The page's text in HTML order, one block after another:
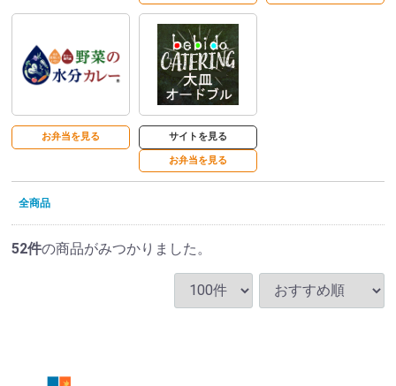
お弁当を見る サイトを見る
お弁当を見る
全商品
52件の商品がみつかりました。